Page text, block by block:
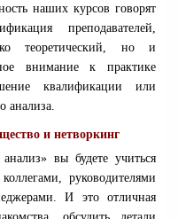
наших курсов говорят
преподавателей,
теоретический, но и
внимание к практике
квалификации или
анализа.
и нетворкинг
вы будете учиться
руководителями
И это отличная